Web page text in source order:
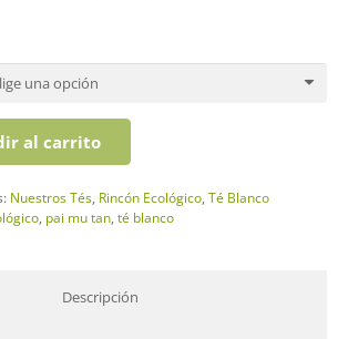
al carrito
Nuestros Tés Rincón Ecológico ,Té Blanco
, pai mu tan, té blanco
Descripción